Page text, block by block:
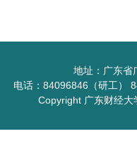
地址：广东省
电话：84096846（研工）
Copyright 广东财经大